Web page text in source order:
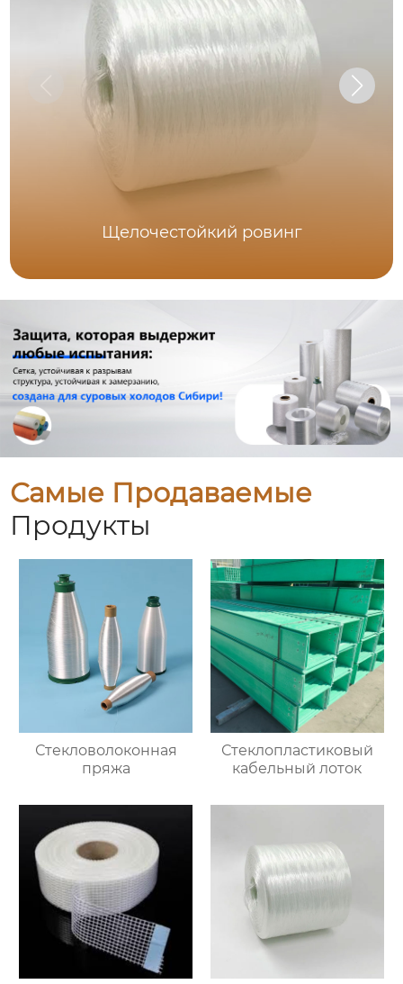
Щелочестойкий ровинг
Самые Продаваемые
Продукты
Стекловолоконная
пряжа
Стеклопластиковый
кабельный лоток